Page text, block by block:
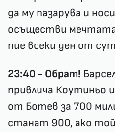
да му пазарува и
осъществи мечтата
пие всеки ден от
23:40 - Обрат!
привлича Коутиньо
от Ботев за 700
станат 900, ако